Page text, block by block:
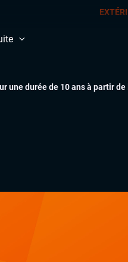
une durée de 10 ans à partir